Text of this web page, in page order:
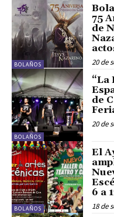
BOLAÑOS
75
de
20 de
BOLAÑOS
“La
de
20 de
BOLAÑOS
El
6 a
18 de